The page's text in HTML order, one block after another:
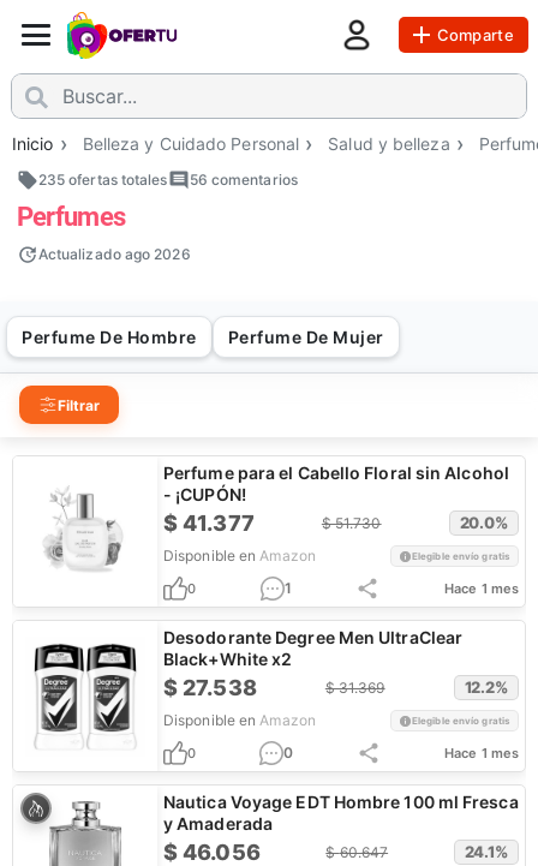
Comparte
Inicio Belleza y Cuidado Personal Salud y belleza
235 ofertas totales 56 comentarios
Perfumes
Actualizado ago 2026
Perfume De Hombre Perfume De Mujer
Filtrar
Perfume para el Cabello Floral sin Alcohol
- ¡CUPÓN!
$41.377 $51.730 20.0%
Disponible en Amazon Elegible envío gratis
0 1 Hace 1 mes
Desodorante Degree Men UltraClear
Black+White x2
$ 27.538 $31.369 12.2%
Disponible en Amazon Elegible envío gratis
0 0 Hace 1 mes
Nautica Voyage EDT Hombre 100 ml Fresca
y Amaderada
$46.056 $60.647 24.1%